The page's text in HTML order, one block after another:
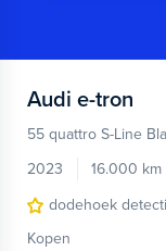
Audi e-tron
55 quattro S-Line
2023
16.000 km
dodehoek
Kopen